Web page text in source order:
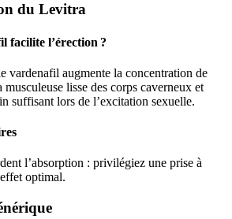
du Levitra
facilite l’érection ?
vardenafil augmente la concentration de
lisse des corps caverneux et
suffisant lors de l’excitation sexuelle.
l’absorption : privilégiez une prise à
optimal.